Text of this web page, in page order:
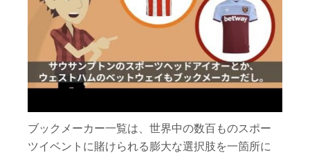
ブックメーカー一覧は、世界中の数百ものスポー
ツイベントに賭けられる膨大な選択肢を一箇所に